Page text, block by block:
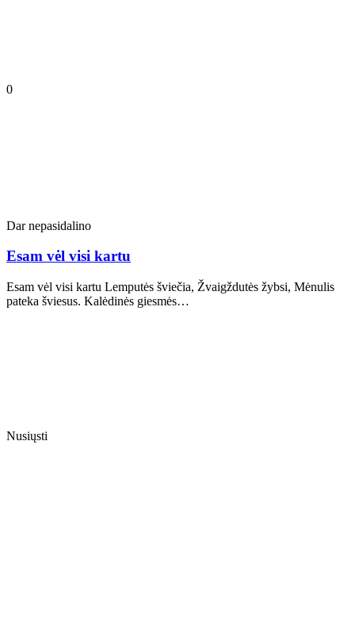
0
Dar nepasidalino
Esam vėl visi kartu
Esam vėl visi kartu Lemputės šviečia, Žvaigždutės žybsi, Mėnulis
pateka šviesus. Kalėdinės giesmės…
Nusiųsti